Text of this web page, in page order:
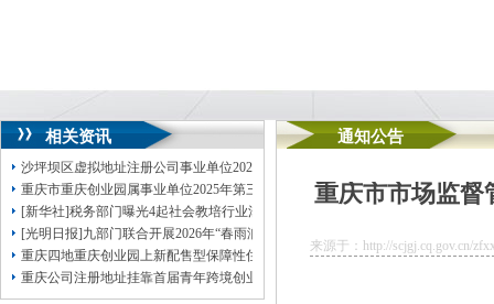
相关资讯
沙坪坝区虚拟地址注册公司事业单位2026年公开招聘拟聘人员公示（第一批）
重庆市重庆创业园属事业单位2025年第三季度公开遴选工作人员拟聘人员公示（
[新华社]税务部门曝光4起社会教培行业涉税违法案件
[光明日报]九部门联合开展2026年“春雨润苗”重庆无地址注册公司专项行动
重庆四地重庆创业园上新配售型保障性住房项目价格低于同区域商品房
重庆公司注册地址挂靠首届青年跨境创业峰会举行发布系列青年创业优惠政策
通知公告
重庆市市场监督
来源于：http://scjgj.cq.gov.cn/